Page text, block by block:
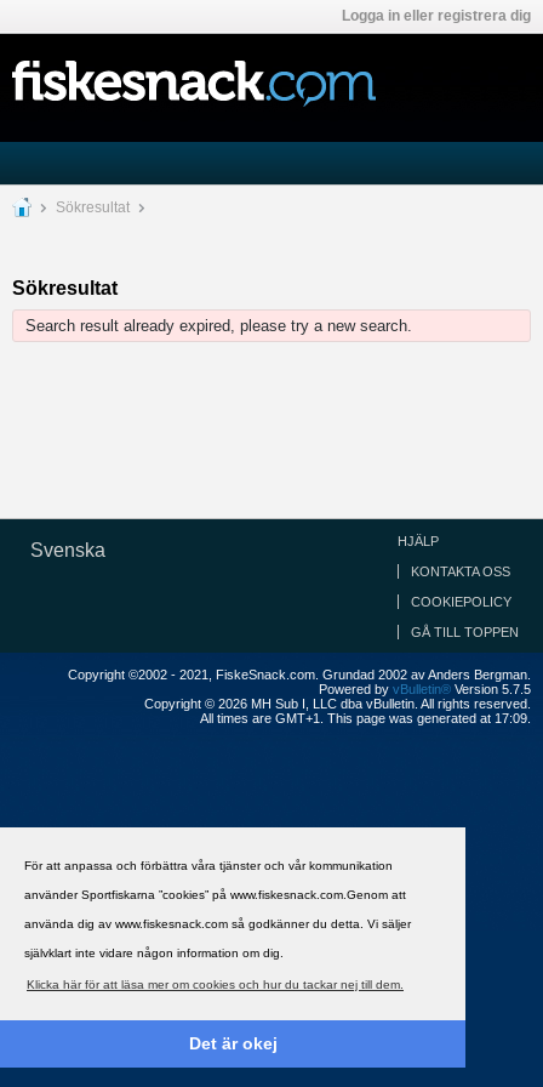
För att anpassa och förbättra våra tjänster och vår kommunikation
använder Sportfiskarna ”cookies” på www.fiskesnack.com.Genom att
använda dig av www.fiskesnack.com så godkänner du detta. Vi säljer
självklart inte vidare någon information om dig.
Klicka här för att läsa mer om cookies och hur du tackar nej till dem.
Det är okej
Logga in eller registrera dig
Sökresultat
Sökresultat
Search result already expired, please try a new search.
Svenska HJÄLP
KONTAKTA OSS
COOKIEPOLICY
GÅ TILL TOPPEN
Copyright ©2002 - 2021, FiskeSnack.com. Grundad 2002 av Anders Bergman.
Powered by vBulletin® Version 5.7.5
Copyright © 2026 MH Sub I, LLC dba vBulletin. All rights reserved.
All times are GMT+1. This page was generated at 17:09.